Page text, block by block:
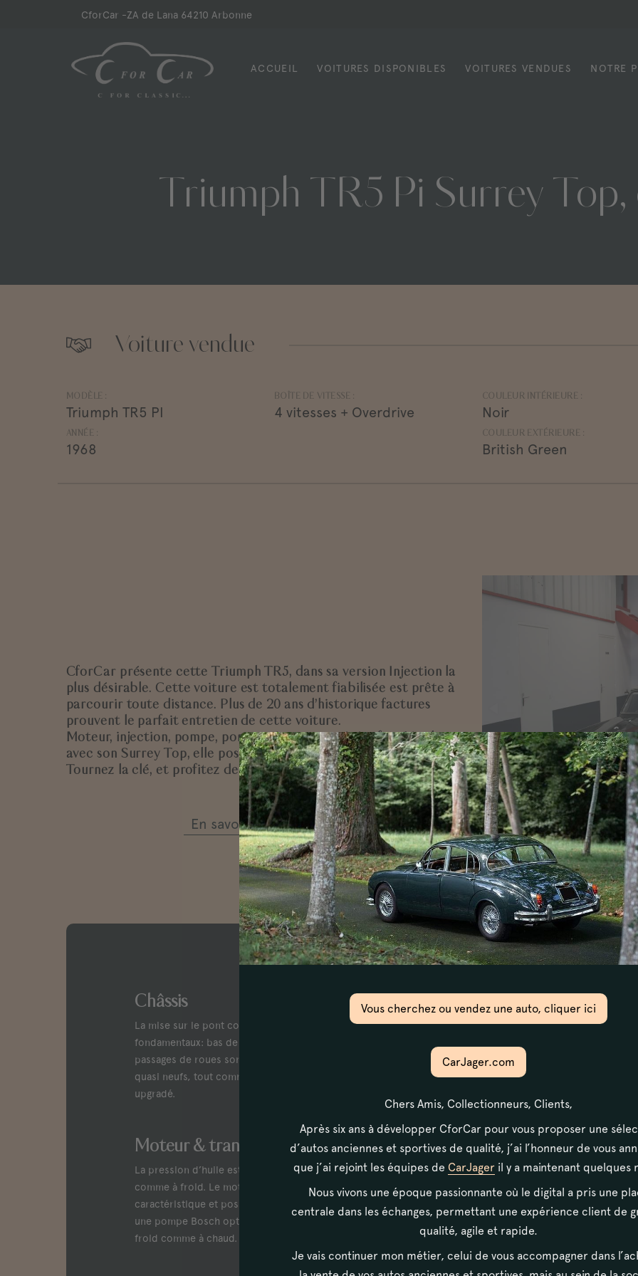
CforCar -ZA de Lana 64210 Arbonne
ACCUEIL VOITURES DISPONIBLES VOITURES VENDUES NOTRE
Triumph TR5 Pi Surrey Top,
Voiture vendue
MODÈLE :
Triumph TR5 PI
ANNÉE :
1968
BOÎTE DE VITESSE :
4 vitesses + Overdrive
COULEUR INTÉRIEURE :
Noir
COULEUR EXTÉRIEURE :
British Green
CforCar présente cette
Triumph TR5, dans sa version Injection la
plus désirable. Cette voiture est totalement fiabilisée est prête à
parcourir toute distance. Plus de 20 ans d’historique factures
prouvent le parfait entretien de cette voiture.
Moteur, injection, pompe, pont arrière:tout a été refait. Vendue
avec son Surrey Top, elle possède également une capote.
Tournez la clé, et profitez de ce moteur extraordinaire!
En savoir + sur Triumph
Châssis
La mise sur le pont confirme un châssis en très bon état. Les
fondamentaux: bas de caisse, planchers, bas d’ailes, fond de coffre et
passages de roues sont en excellent état. Les amortisseurs (Koni) sont
quasi neufs, tout comme le freinage qui a été totalement refait et
upgradé.
Moteur & transmission
La pression d’huile est dans les préconisations constructeur, à chaud
comme à froid. Le moteur prend bien ses tours dans un bruit
caractéristique et possède un ralenti stable, sans chauffer. On note
une pompe Bosch optimisée. Les vitesses passent sans craquement, à
froid comme à chaud. L’overdrive s’enclenche parfaitement.
Carrosserie
La voiture est en très bel état
Habitacle
L’intérieur de cette voiture est
refaites récemment.
Vous cherchez ou vendez une auto, cliquer ici
CarJager.com
Chers Amis, Collectionneurs, Clients,
Après six ans à développer CforCar pour vous proposer une
d’autos anciennes et sportives de qualité, j’ai l’honneur de vous
que j’ai rejoint les équipes de CarJageril y a maintenant quelques
Nous vivons une époque passionnante où le digital a pris une
centrale dans les échanges, permettant une expérience client de
qualité, agile et rapide.
Je vais continuer mon métier, celui de vous accompagner dans